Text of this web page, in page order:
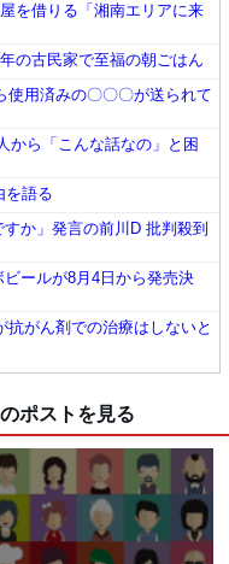
を借りる「湘南エリアに来
の古民家で至福の朝ごはん
用済みの〇〇〇が送られて
から「こんな話なの」と困
を語る
か」発言の前川D 批判殺到
ールが8月4日から発売決
抗がん剤での治療はしないと
ポストを見る